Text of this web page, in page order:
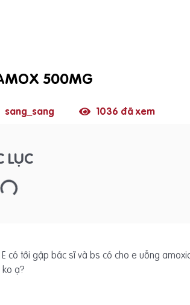
500MG
sang_sang 1036 đã xem
LỤC
có tới gặp bác sĩ và bs có cho e uống
ạ?